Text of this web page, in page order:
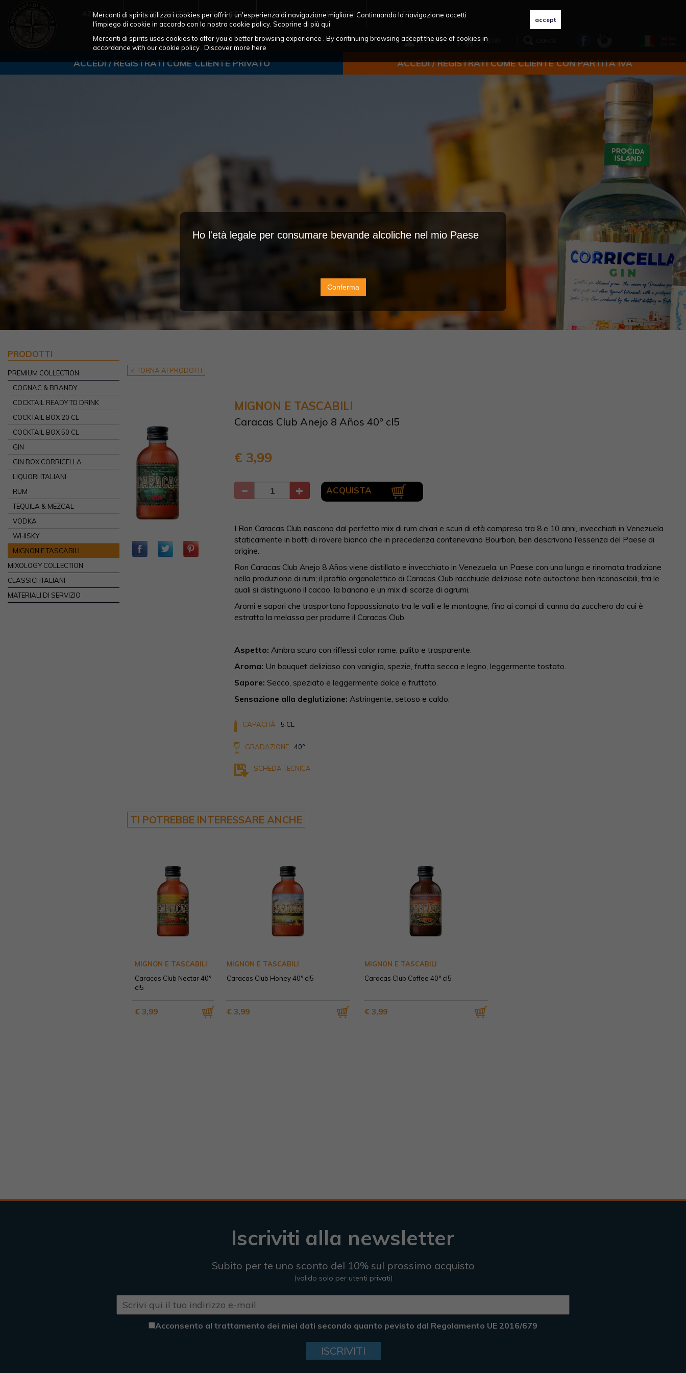
Mercanti di spirits utilizza i cookies per offrirti un'esperienza di navigazione migliore. Continuando la navigazione accetti
l'impiego di cookie in accordo con la nostra cookie policy. Scoprine di più qui
Mercanti di spirits uses cookies to offer you a better browsing experience . By continuing browsing accept the use of cookies in
accordance with our cookie policy . Discover more here
AZIENDA SOSTENIBILITÀ PRODOTTI NEWS CATALOGHI CONTATTI
LOGIN € 0,00
ACCEDI / REGISTRATI COME CLIENTE PRIVATO ACCEDI / REGISTRATI COME CLIENTE CON PARTITA IVA
PRODOTTI
PREMIUM COLLECTION
COGNAC & BRANDY
COCKTAIL READY TO DRINK
COCKTAIL BOX 20 CL
COCKTAIL BOX 50 CL
GIN
GIN BOX CORRICELLA
LIQUORI ITALIANI
RUM
TEQUILA & MEZCAL
VODKA
WHISKY
MIGNON E TASCABILI
MIXOLOGY COLLECTION
CLASSICI ITALIANI
MATERIALI DI SERVIZIO
< TORNA AI PRODOTTI
MIGNON E TASCABILI
Caracas Club Anejo 8 Años 40° cl5
€ 3,99
ACQUISTA
I Ron Caracas Club nascono dal perfetto mix di rum chiari e scuri di età compresa tra 8 e 10 anni, invecchiati in Venezuela
staticamente in botti di rovere bianco che in precedenza contenevano Bourbon, ben descrivono l'essenza del Paese di
origine.
Ron Caracas Club Anejo 8 Años viene distillato e invecchiato in Venezuela, un Paese con una lunga e rinomata tradizione
nella produzione di rum; il profilo organolettico di Caracas Club racchiude deliziose note autoctone ben riconoscibili, tra le
quali si distinguono il cacao, la banana e un mix di scorze di agrumi.
Aromi e sapori che trasportano l’appassionato tra le valli e le montagne, fino ai campi di canna da zucchero da cui è
estratta la melassa per produrre il Caracas Club.
Aspetto: Ambra scuro con riflessi color rame, pulito e trasparente.
Aroma: Un bouquet delizioso con vaniglia, spezie, frutta secca e legno, leggermente tostato.
Sapore: Secco, speziato e leggermente dolce e fruttato.
Sensazione alla deglutizione: Astringente, setoso e caldo.
CAPACITÀ 5 CL
GRADAZIONE 40°
SCHEDA TECNICA
TI POTREBBE INTERESSARE ANCHE
MIGNON E TASCABILI
Caracas Club Nectar 40°
cl5
€ 3,99
MIGNON E TASCABILI
Caracas Club Honey 40° cl5
€ 3,99
MIGNON E TASCABILI
Caracas Club Coffee 40° cl5
€ 3,99
Iscriviti alla newsletter
Subito per te uno sconto del 10% sul prossimo acquisto
(valido solo per utenti privati)
Acconsento al trattamento dei miei dati secondo quanto pevisto dal Regolamento UE 2016/679
ISCRIVITI
Ho l'età legale per consumare bevande alcoliche nel mio Paese
Conferma